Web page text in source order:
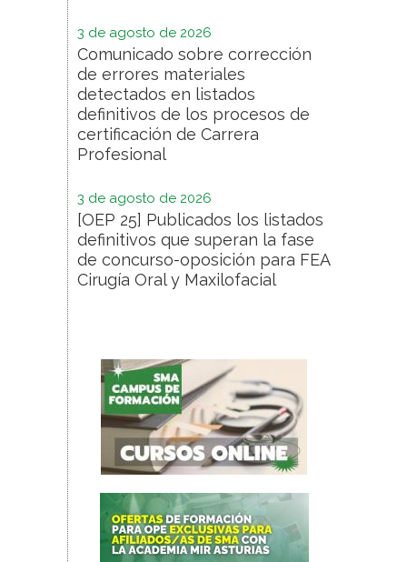
3 de agosto de 2026
Comunicado sobre corrección
de errores materiales
detectados en listados
definitivos de los procesos de
certificación de Carrera
Profesional
3 de agosto de 2026
[OEP 25] Publicados los listados
definitivos que superan la fase
de concurso-oposición para FEA
Cirugía Oral y Maxilofacial